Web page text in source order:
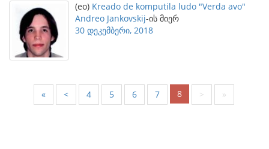
(eo) Kreado de komputila ludo "Verda avo"
Andreo Jankovskij-ის მიერ
30 დეკემბერი, 2018
« < 4 5 6 7 8 > »